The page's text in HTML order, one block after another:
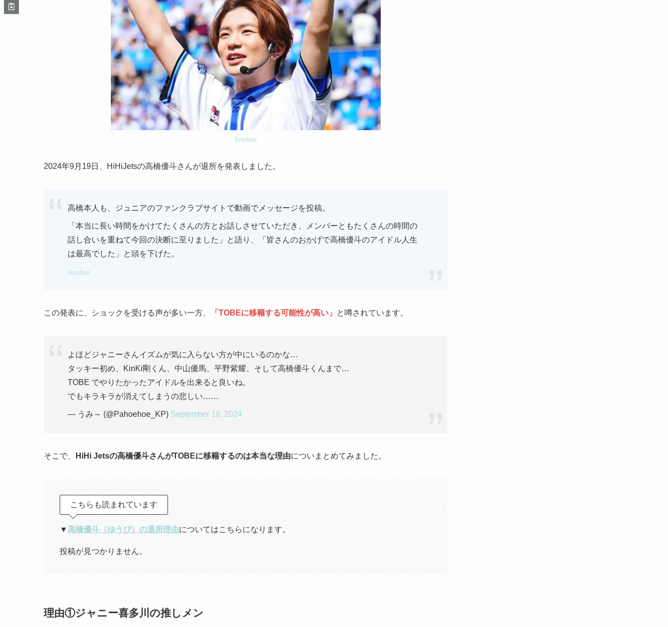
livedoor
2024年9月19日、HiHiJetsの高橋優斗さんが退所を発表しました。
高橋本人も、ジュニアのファンクラブサイトで動画でメッセージを投稿。
「本当に長い時間をかけてたくさんの方とお話しさせていただき、メンバーともたくさんの時間の
話し合いを重ねて今回の決断に至りました」と語り、「皆さんのおかげで高橋優斗のアイドル人生
は最高でした」と頭を下げた。
livedoor
この発表に、ショックを受ける声が多い一方、 「TOBEに移籍する可能性が高い」 と噂されています。
よほどジャニーさんイズムが気に入らない方が中にいるのかな…
タッキー初め、KinKi剛くん、中山優馬、平野紫耀、そして高橋優斗くんまで…
TOBE でやりたかったアイドルを出来ると良いね。
でもキラキラが消えてしまうの悲しい……
— うみ～ (@Pahoehoe_KP) September 19, 2024
そこで、 HiHi Jetsの高橋優斗さんがTOBEに移籍するのは本当な理由についまとめてみました。
こちらも読まれています
▼高橋優斗（ゆうぴ）の退所理由についてはこちらになります。
投稿が見つかりません。
理由①ジャニー喜多川の推しメン